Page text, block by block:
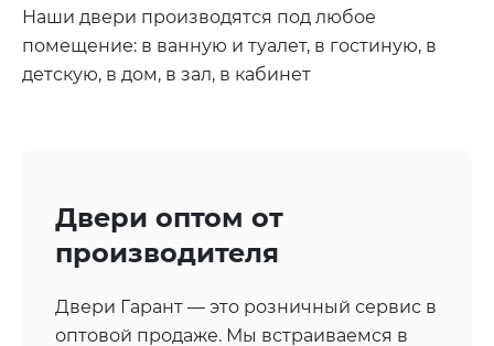
Наши двери производятся под любое
помещение: в ванную и туалет, в гостиную, в
детскую, в дом, в зал, в кабинет
Двери оптом от
производителя
Двери Гарант — это розничный сервис в
оптовой продаже. Мы встраиваемся в